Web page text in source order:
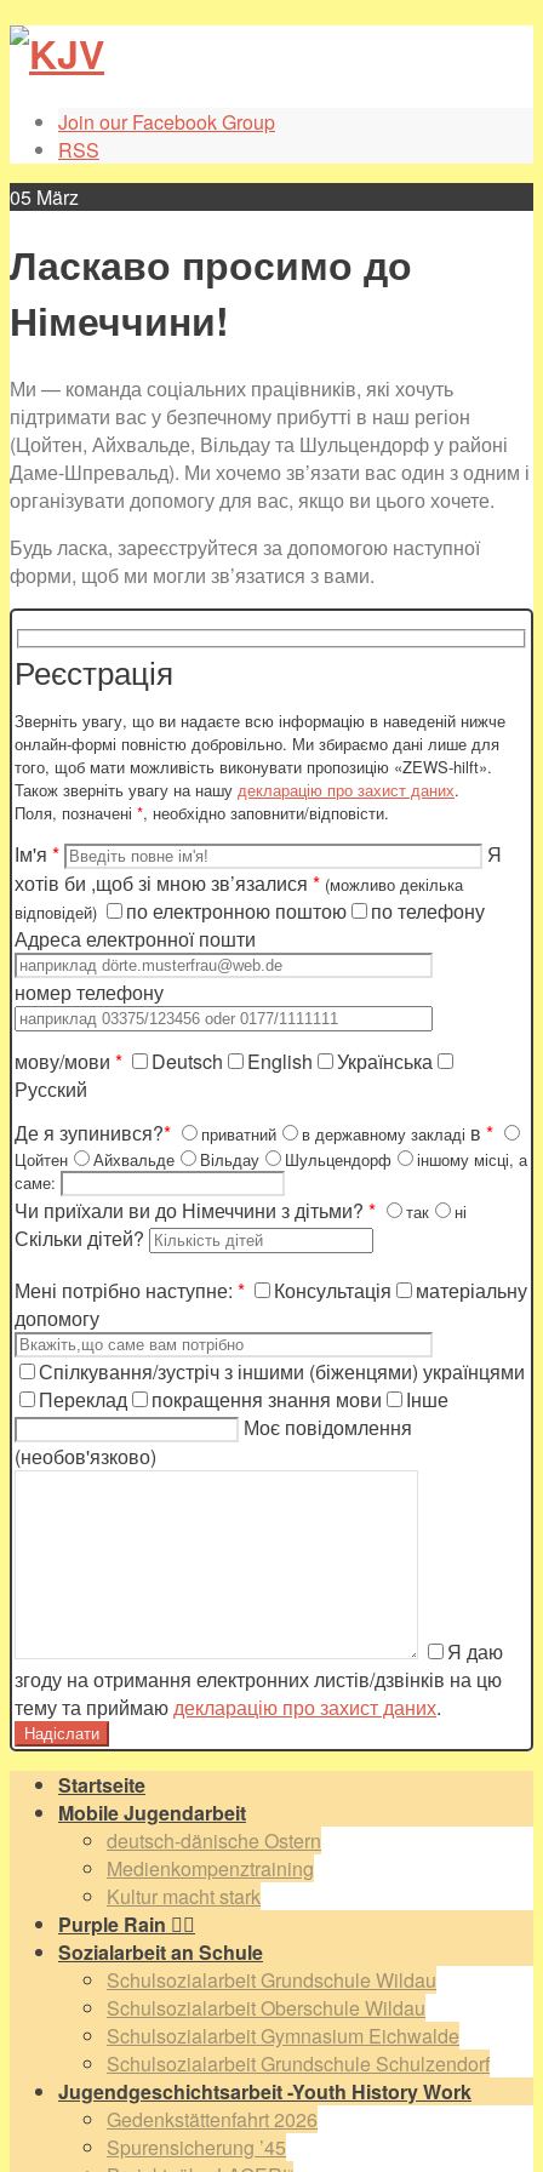
Join our Facebook Group
RSS
05 März
Ласкаво просимо до
Німеччини!
Ми — команда соціальних працівників, які хочуть
підтримати вас у безпечному прибутті в наш регіон
(Цойтен, Айхвальде, Вільдау та Шульцендорф у районі
Даме-Шпревальд). Ми хочемо зв’язати вас один з одним і
організувати допомогу для вас, якщо ви цього хочете.
Будь ласка, зареєструйтеся за допомогою наступної
форми, щоб ми могли зв’язатися з вами.
Реєстрація
Зверніть увагу, що ви надаєте всю інформацію в наведеній нижче
онлайн-формі повністю добровільно. Ми збираємо дані лише для
того, щоб мати можливість виконувати пропозицію «ZEWS-hilft».
Також зверніть увагу на нашу декларацію про захист даних.
Поля, позначені *, необхідно заповнити/відповісти.
Ім'я *
Я
хотів би ,щоб зі мною зв’язалися * (можливо декілька
відповідей)
по електронною поштою
по телефону
Адреса електронної пошти
номер телефону
мову/мови * Deutsch English
Українська
Русский
Де я зупинився?* приватний в державному закладі в *
Цойтен Айхвальде Вільдау Шульцендорф
іншому місці, а
саме:
Чи приїхали ви до Німеччини з дітьми? * так ні
Скільки дітей?
Мені потрібно наступне: * Консультація
матеріальну
допомогу
Спілкування/зустріч з іншими (біженцями) українцями
Переклад
покращення знання мови
Інше
Моє повідомлення
(необов'язково)
Я даю
згоду на отримання електронних листів/дзвінків на цю
тему та приймаюдекларацію про захист даних.
Startseite
Mobile Jugendarbeit
deutsch-dänische Ostern
Medienkompenztraining
Kultur macht stark
Purple Rain 🏳️‍🌈
Sozialarbeit an Schule
Schulsozialarbeit Grundschule Wildau
Schulsozialarbeit Oberschule Wildau
Schulsozialarbeit Gymnasium Eichwalde
Schulsozialarbeit Grundschule Schulzendorf
Jugendgeschichtsarbeit -Youth History Work
Gedenkstättenfahrt 2026
Spurensicherung ’45